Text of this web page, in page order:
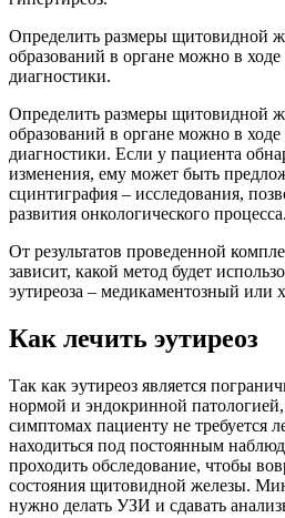
Определить размеры щитовидной
образований в органе можно в ходе
диагностики.
Определить размеры щитовидной
образований в органе можно в ходе
диагностики. Если у пациента
изменения, ему может быть
сцинтиграфия – исследования,
развития онкологического процесса.
От результатов проведенной
зависит, какой метод будет
эутиреоза – медикаментозный или
Как лечить эутиреоз
Так как эутиреоз является
нормой и эндокринной
симптомах пациенту не требуется
находиться под постоянным
проходить обследование, чтобы
состояния щитовидной железы.
нужно делать УЗИ и сдавать